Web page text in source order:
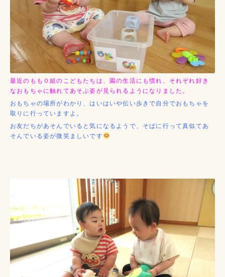
最近のもも０組のこどもたちは、園の生活にも慣れ、それぞれ好き
なおもちゃに触れてあそぶ姿が見られるようになりました。
おもちゃの場所がわかり、はいはいや伝い歩きで自分でおもちゃを
取りに行っていますよ。
お友だちがあそんでいると気になるようで、そばに行って真似てあ
そんでいる姿が微笑ましいです